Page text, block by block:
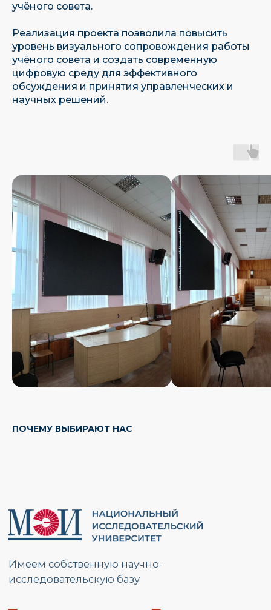
учёного совета.
Реализация проекта позволила повысить
уровень визуального сопровождения работы
учёного совета и создать современную
цифровую среду для эффективного
обсуждения и принятия управленческих и
научных решений.
ПОЧЕМУ ВЫБИРАЮТ НАС
Имеем собственную научно-
исследовательскую базу
Являемся единственным отечественным
Имеем собственное ПО, находящееся
в Реестре Российского Программного
Обеспечения
дистрибьютор
Наш
сертифицированный
партнер
Свяжемся с Вами, обсудим задачи,
Разместить заказ